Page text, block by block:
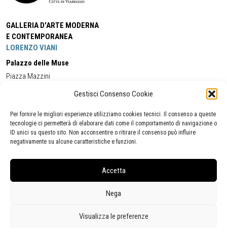
Gestisci Consenso Cookie
Per fornire le migliori esperienze utilizziamo cookies tecnici. Il consenso a queste
tecnologie ci permetterà di elaborare dati come il comportamento di navigazione o
ID unici su questo sito. Non acconsentire o ritirare il consenso può influire
negativamente su alcune caratteristiche e funzioni.
Accetta
Nega
Visualizza le preferenze
GALLERIA D'ARTE MODERNA
E CONTEMPORANEA
LORENZO VIANI
Palazzo delle Muse
Piazza Mazzini
Cell:+39 338 5714978 (orario apertura Galleria)
Tel:
+39 0584 944580
(orario 09.00/13.00)
Email:gamc@comune.viareggio.lu.it
Segnalazione di inaccessibilità